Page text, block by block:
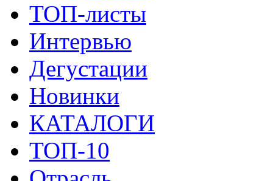
ТОП-листы
Интервью
Дегустации
Новинки
КАТАЛОГИ
ТОП-10